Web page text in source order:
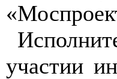
участии